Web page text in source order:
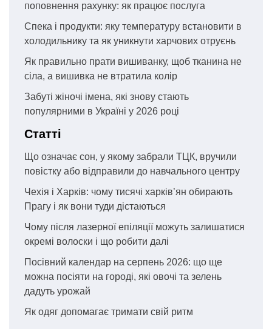
поповнення рахунку: як працює послуга
Спека і продукти: яку температуру встановити в
холодильнику та як уникнути харчових отруєнь
Як правильно прати вишиванку, щоб тканина не
сіла, а вишивка не втратила колір
Забуті жіночі імена, які знову стають
популярними в Україні у 2026 році
Статті
Що означає сон, у якому забрали ТЦК, вручили
повістку або відправили до навчального центру
Чехія і Харків: чому тисячі харків’ян обирають
Прагу і як вони туди дістаються
Чому після лазерної епіляції можуть залишатися
окремі волоски і що робити далі
Посівний календар на серпень 2026: що ще
можна посіяти на городі, які овочі та зелень
дадуть урожай
Як одяг допомагає тримати свій ритм